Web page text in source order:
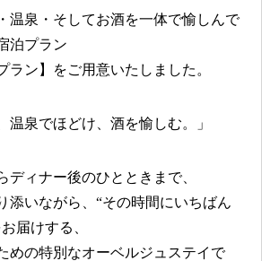
温泉・そしてお酒を一体で愉しんで
泊プラン
ラン】をご用意いたしました。
温泉でほどけ、酒を愉しむ。」
ディナー後のひとときまで、
添いながら、“その時間にいちばん
届けする、
めの特別なオーベルジュステイで